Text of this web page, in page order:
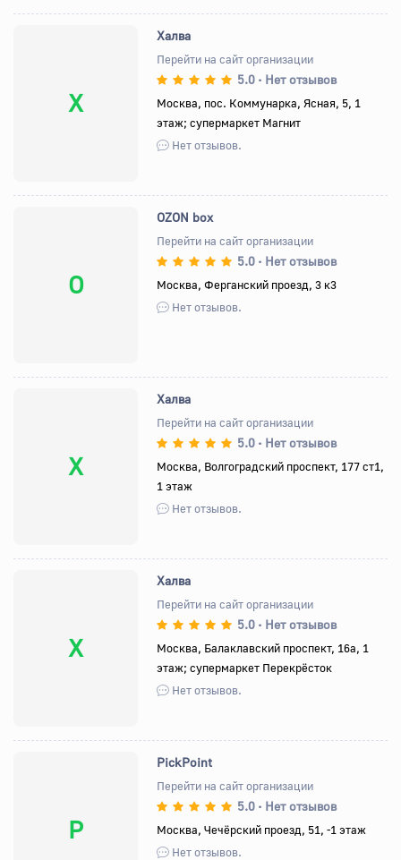
Х
Халва
Перейти на сайт организации
5.0 • Нет отзывов
Москва, пос. Коммунарка, Ясная, 5, 1
этаж; супермаркет Магнит
Нет отзывов.
O
OZON box
Перейти на сайт организации
5.0 • Нет отзывов
Москва, Ферганский проезд, 3 к3
Нет отзывов.
Х
Халва
Перейти на сайт организации
5.0 • Нет отзывов
Москва, Волгоградский проспект, 177 ст1,
1 этаж
Нет отзывов.
Х
Халва
Перейти на сайт организации
5.0 • Нет отзывов
Москва, Балаклавский проспект, 16а, 1
этаж; супермаркет Перекрёсток
Нет отзывов.
P
PickPoint
Перейти на сайт организации
5.0 • Нет отзывов
Москва, Чечёрский проезд, 51, -1 этаж
Нет отзывов.